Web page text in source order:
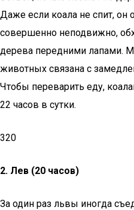
Даже если коала не спит, он
совершенно неподвижно,
дерева передними лапами.
животных связана с
Чтобы переварить еду,
22 часов в сутки.
320
2. Лев (20 часов)
За один раз львы иногда